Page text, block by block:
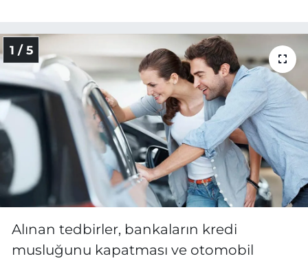
1 / 5
Alınan tedbirler, bankaların kredi
musluğunu kapatması ve otomobil